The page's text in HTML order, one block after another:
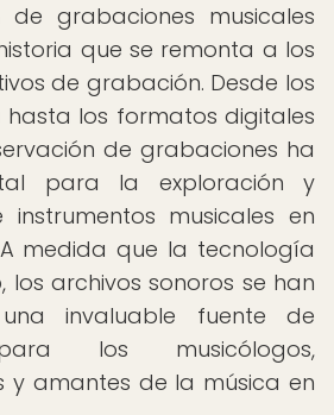
de grabaciones musicales
que se remonta a los
de grabación. Desde los
hasta los formatos digitales
de grabaciones ha
para la exploración y
instrumentos musicales en
medida que la tecnología
los archivos sonoros se han
invaluable fuente de
los musicólogos,
y amantes de la música en